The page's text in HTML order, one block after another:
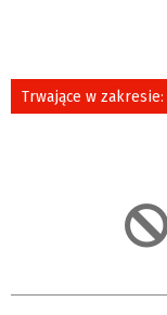
Trwające w zakresie: